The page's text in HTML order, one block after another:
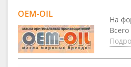
OEM-OIL
На